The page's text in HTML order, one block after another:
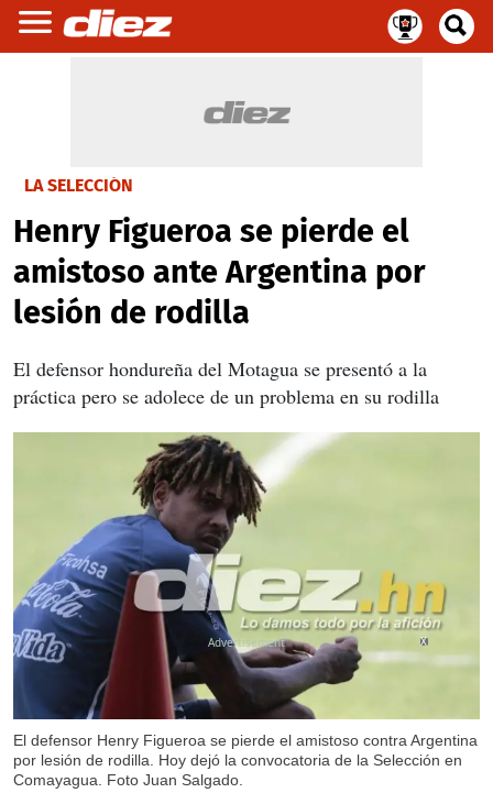
LA SELECCIÓN
Henry Figueroa se pierde el
amistoso ante Argentina por
lesión de rodilla
El defensor hondureña del Motagua se presentó a la
práctica pero se adolece de un problema en su rodilla
El defensor Henry Figueroa se pierde el amistoso contra Argentina
por lesión de rodilla. Hoy dejó la convocatoria de la Selección en
Comayagua. Foto Juan Salgado.
X